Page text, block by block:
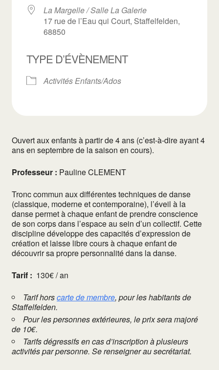
La Margelle / Salle La Galerie
17 rue de l’Eau qui Court, Staffelfelden,
68850
TYPE D’ÉVÈNEMENT
Activités Enfants/Ados
Ouvert aux enfants à partir de 4 ans (c’est-à-dire ayant 4
ans en septembre de la saison en cours).
Professeur : Pauline CLEMENT
Tronc commun aux différentes techniques de danse
(classique, moderne et contemporaine), l’éveil à la
danse permet à chaque enfant de prendre conscience
de son corps dans l’espace au sein d’un collectif. Cette
discipline développe des capacités d’expression de
création et laisse libre cours à chaque enfant de
découvrir sa propre personnalité dans la danse.
Tarif : 130€ / an
Tarif horscarte de membre, pour les habitants de
Staffelfelden.
Pour les personnes extérieures, le prix sera majoré
de 10€.
Tarifs dégressifs en cas d’inscription à plusieurs
activités par personne. Se renseigner au secrétariat.